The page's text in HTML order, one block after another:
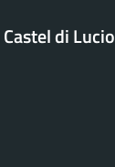
di Lucio